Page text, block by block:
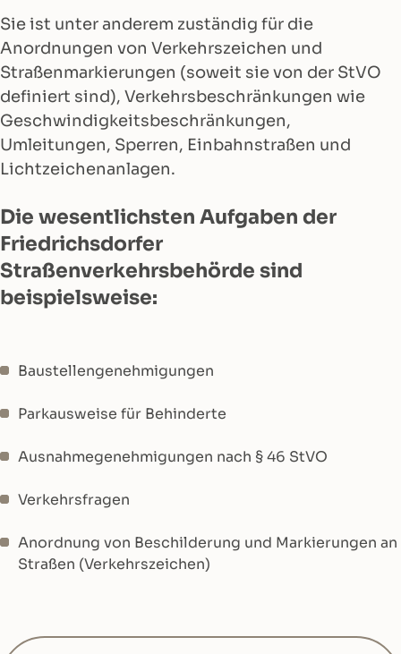
Sie ist unter anderem zuständig für die
Anordnungen von Verkehrszeichen und
Straßenmarkierungen (soweit sie von der StVO
definiert sind), Verkehrsbeschränkungen wie
Geschwindigkeitsbeschränkungen,
Umleitungen, Sperren, Einbahnstraßen und
Lichtzeichenanlagen.
Die wesentlichsten Aufgaben der
Friedrichsdorfer
Straßenverkehrsbehörde sind
beispielsweise:
Baustellengenehmigungen
Parkausweise für Behinderte
Ausnahmegenehmigungen nach § 46 StVO
Verkehrsfragen
Anordnung von Beschilderung und Markierungen an
Straßen (Verkehrszeichen)